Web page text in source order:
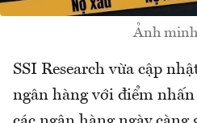
Ảnh
SSI Research vừa cập
ngân hàng với điểm